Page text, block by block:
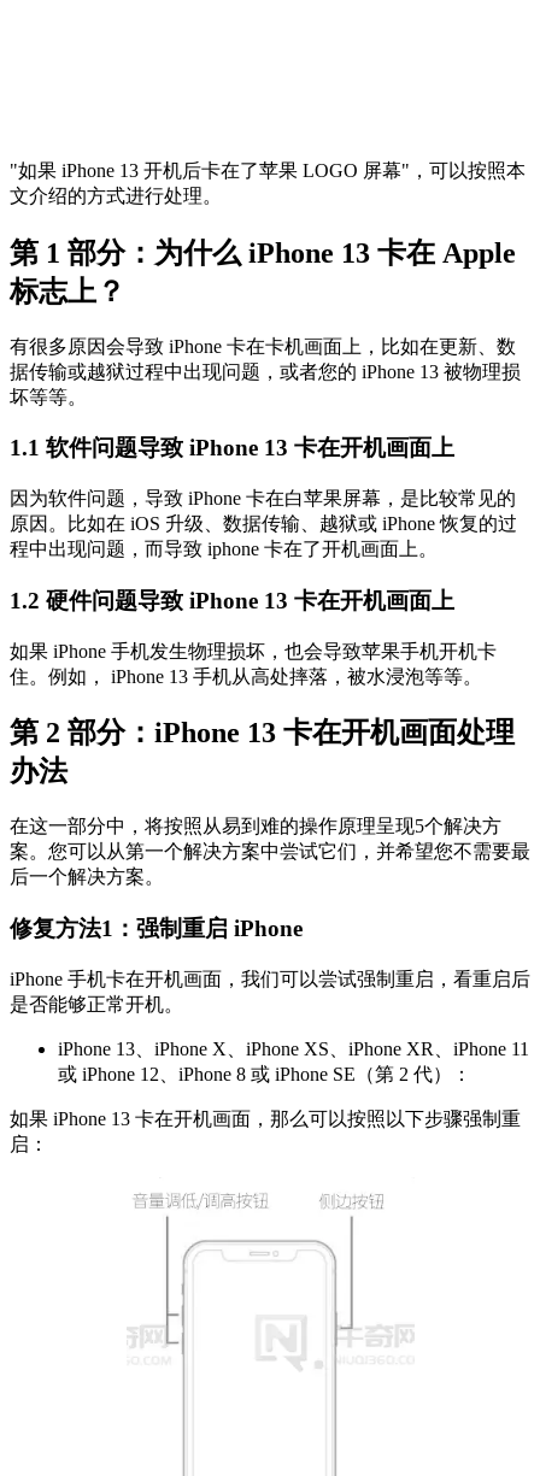
如果 iPhone 13 开机后卡在了苹果 LOGO 屏幕
，可以按照本
文介绍的方式进行处理。
第 1 部分：为什么 iPhone 13 卡在 Apple
标志上？
有很多原因会导致 iPhone 卡在卡机画面上，比如在更新、数
据传输或越狱过程中出现问题，或者您的 iPhone 13 被物理损
坏等等。
1.1 软件问题导致 iPhone 13 卡在开机画面上
因为软件问题，导致 iPhone 卡在白苹果屏幕，是比较常见的
原因。比如在 iOS 升级、数据传输、越狱或 iPhone 恢复的过
程中出现问题，而导致 iphone 卡在了开机画面上。
1.2 硬件问题导致 iPhone 13 卡在开机画面上
如果 iPhone 手机发生物理损坏，也会导致苹果手机开机卡
住。例如， iPhone 13 手机从高处摔落，被水浸泡等等。
第 2 部分：iPhone 13 卡在开机画面处理
办法
在这一部分中，将按照从易到难的操作原理呈现5个解决方
案。您可以从第一个解决方案中尝试它们，并希望您不需要最
后一个解决方案。
修复方法1：强制重启 iPhone
iPhone 手机卡在开机画面，我们可以尝试强制重启，看重启后
是否能够正常开机。
iPhone 13、iPhone X、iPhone XS、iPhone XR、iPhone 11
或 iPhone 12、iPhone 8 或 iPhone SE（第 2 代）：
如果 iPhone 13 卡在开机画面，那么可以按照以下步骤强制重
启：